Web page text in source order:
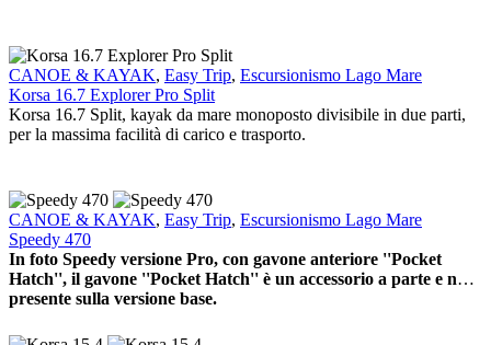
Korsa
16.7
Explorer
Pro
CANOE & KAYAK, Easy Trip, Escursionismo Lago Mare
Korsa 16.7 Explorer Pro Split
Korsa 16.7 Split, kayak da mare monoposto divisibile in due parti,
per la massima facilità di carico e trasporto.
Speedy
470
CANOE & KAYAK, Easy Trip, Escursionismo Lago Mare
Speedy 470
In foto Speedy versione Pro, con gavone anteriore ''Pocket
Hatch'', il gavone ''Pocket Hatch'' è un accessorio a parte e non
presente sulla versione base.